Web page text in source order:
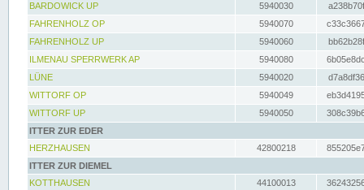
BARDOWICK UP
5940030
FAHRENHOLZ OP
5940070
FAHRENHOLZ UP
5940060
ILMENAU SPERRWERK AP
5940080
LÜNE
5940020
WITTORF OP
5940049
WITTORF UP
5940050
ITTER ZUR EDER
HERZHAUSEN
42800218
ITTER ZUR DIEMEL
KOTTHAUSEN
44100013